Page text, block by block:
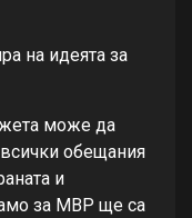
на идеята за
може да
обещания
и
за МВР ще са